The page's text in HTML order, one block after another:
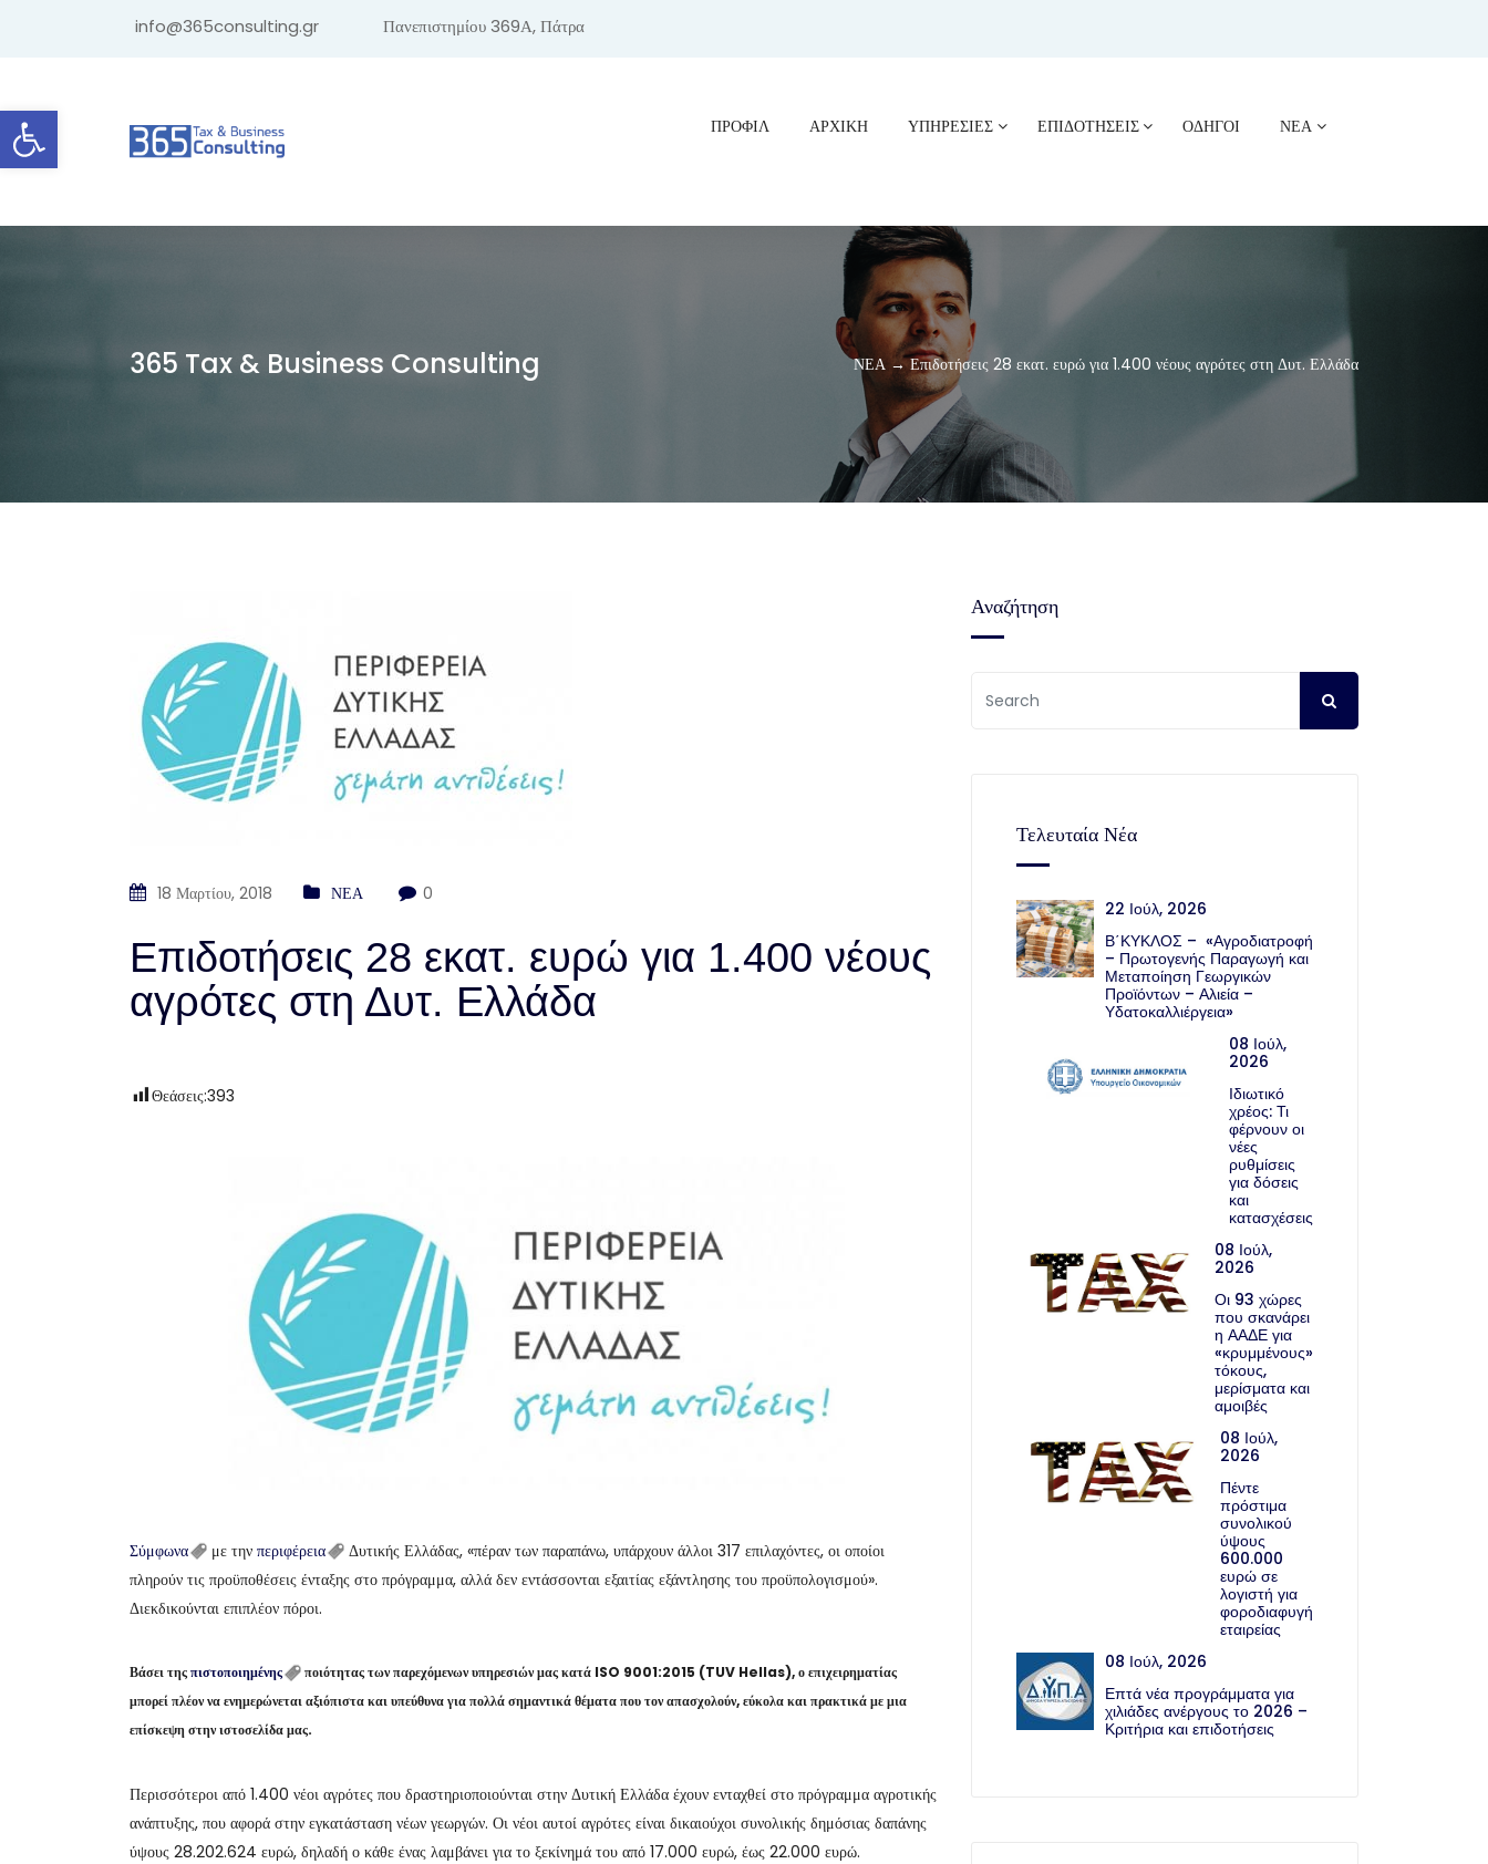
Ανοίξτε τη γραμμή εργαλείων
info@365consulting.gr Πανεπιστημίου 369Α, Πάτρα
ΠΡΟΦΊΛ ΑΡΧΙΚΗ ΥΠΗΡΕΣΙΕΣ ΕΠΙΔΟΤΗΣΕΙΣ ΟΔΗΓΟΙ ΝΕΑ
365 Tax & Business Consulting ΝΕΑ → Επιδοτήσεις 28 εκατ. ευρώ για 1.400 νέους αγρότες στη Δυτ. Ελλάδα
18 Μαρτίου, 2018 ΝΕΑ 0
Επιδοτήσεις 28 εκατ. ευρώ για 1.400 νέους
αγρότες στη Δυτ. Ελλάδα
Θεάσεις:393
Σύμφωνα με την περιφέρεια
Δυτικής Ελλάδας, «πέραν των παραπάνω, υπάρχουν άλλοι 317 επιλαχόντες, οι οποίοι
πληρούν τις προϋποθέσεις ένταξης στο πρόγραμμα, αλλά δεν εντάσσονται εξαιτίας εξάντλησης του προϋπολογισμού».
Διεκδικούνται επιπλέον πόροι.
Βάσει τηςπιστοποιημένης
ποιότητας των παρεχόμενων υπηρεσιών μας κατά ISO 9001:2015 (TUV Hellas), ο επιχειρηματίας
μπορεί πλέον να ενημερώνεται αξιόπιστα και υπεύθυνα για πολλά σημαντικά θέματα που τον απασχολούν, εύκολα και πρακτικά με μια
επίσκεψη στην ιστοσελίδα μας.
Περισσότεροι από 1.400 νέοι αγρότες που δραστηριοποιούνται στην Δυτική Ελλάδα έχουν ενταχθεί στο πρόγραμμα αγροτικής
ανάπτυξης, που αφορά στην εγκατάσταση νέων γεωργών. Οι νέοι αυτοί αγρότες είναι δικαιούχοι συνολικής δημόσιας δαπάνης
ύψους 28.202.624 ευρώ, δηλαδή ο κάθε ένας λαμβάνει για το ξεκίνημά του από 17.000 ευρώ, έως 22.000 ευρώ.
Αναζήτηση
Τελευταία Νέα
22 Ιούλ, 2026
Β΄ΚΥΚΛΟΣ – «Αγροδιατροφή
– Πρωτογενής Παραγωγή και
Μεταποίηση Γεωργικών
Προϊόντων – Αλιεία –
Υδατοκαλλιέργεια»
08 Ιούλ,
2026
Ιδιωτικό
χρέος: Τι
φέρνουν οι
νέες
ρυθμίσεις
για δόσεις
και
κατασχέσεις
08 Ιούλ,
2026
Οι 93 χώρες
που σκανάρει
η ΑΑΔΕ για
«κρυμμένους»
τόκους,
μερίσματα και
αμοιβές
08 Ιούλ,
2026
Πέντε
πρόστιμα
συνολικού
ύψους
600.000
ευρώ σε
λογιστή για
φοροδιαφυγή
εταιρείας
08 Ιούλ, 2026
Επτά νέα προγράμματα για
χιλιάδες ανέργους το 2026 –
Κριτήρια και επιδοτήσεις